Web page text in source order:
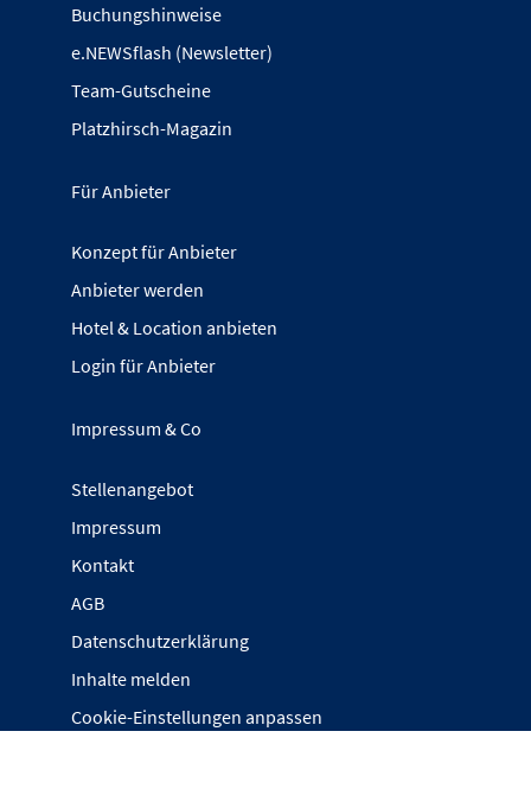
Buchungshinweise
e.NEWSflash (Newsletter)
Team-Gutscheine
Platzhirsch-Magazin
Für Anbieter
Konzept für Anbieter
Anbieter werden
Hotel & Location anbieten
Login für Anbieter
Impressum & Co
Stellenangebot
Impressum
Kontakt
AGB
Datenschutzerklärung
Inhalte melden
Cookie-Einstellungen anpassen